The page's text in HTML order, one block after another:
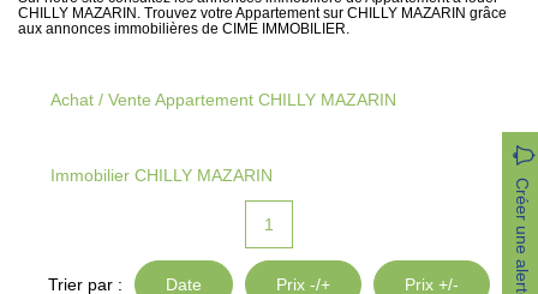
NOS AGENCES
Avis Clients
CONTACT
CHILLY MAZARIN. Trouvez votre Appartement sur CHILLY MAZARIN grâce
aux annonces immobilières de CIME IMMOBILIER.
Achat / Vente Appartement CHILLY MAZARIN
Immobilier CHILLY MAZARIN
Créer une alerte
1
Trier par : Date Prix -/+ Prix +/-